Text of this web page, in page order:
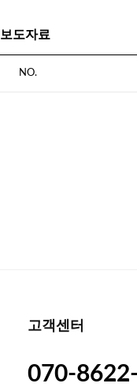
보도자료
NO.
고객센터
070-